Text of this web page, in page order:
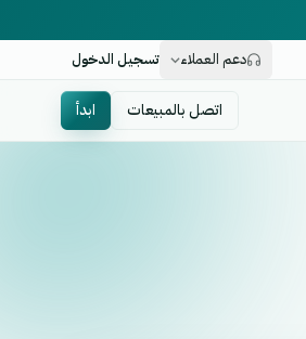
دعم العملاء تسجيل الدخول
اتصل بالمبيعات ابدأ